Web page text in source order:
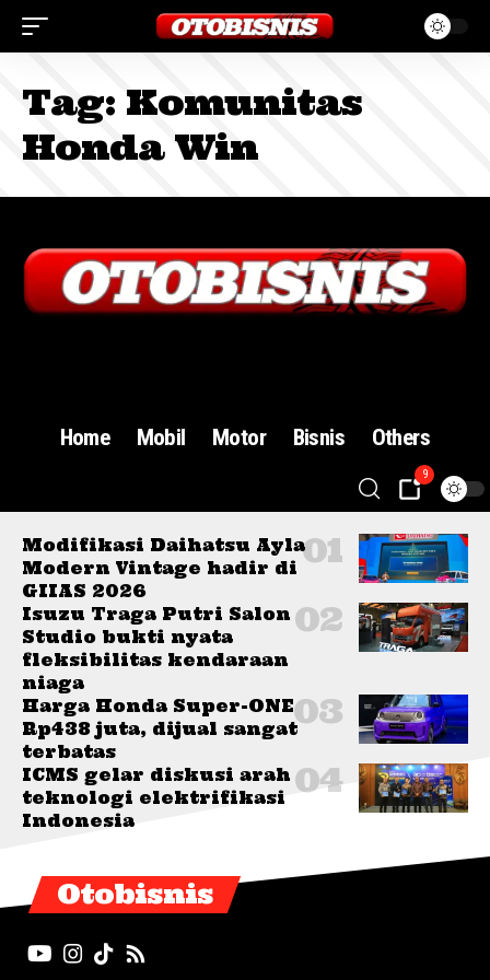
Tag: Komunitas
Honda Win
Home Mobil Motor Bisnis Others
9
Modifikasi Daihatsu Ayla
Modern Vintage hadir di
GIIAS 2026
Isuzu Traga Putri Salon
Studio bukti nyata
fleksibilitas kendaraan
niaga
Harga Honda Super-ONE
Rp438 juta, dijual sangat
terbatas
ICMS gelar diskusi arah
teknologi elektrifikasi
Indonesia
Otobisnis